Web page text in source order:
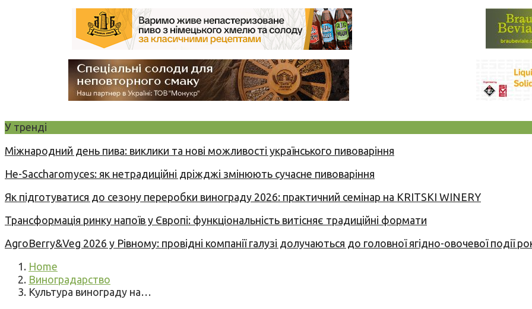
У тренді
Міжнародний день пива: виклики та нові можливості українського пивоваріння
Не-Saccharomyces: як нетрадиційні дріжджі змінюють сучасне пивоваріння
Як підготуватися до сезону переробки винограду 2026: практичний семінар на KRITSKI WINERY
Трансформація ринку напоїв у Європі: функціональність витісняє традиційні формати
AgroBerry&Veg 2026 у Рівному: провідні компанії галузі долучаються до головної ягідно-овочевої події
Home
Виноградарство
Культура винограду на…